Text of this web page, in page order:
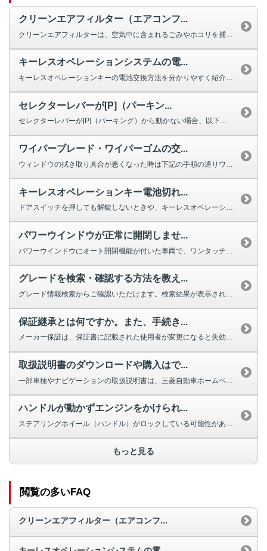
クリーンエアフィルター（エアコンフ...
キーレスオペレーションシステムの電...
キーレスオペレーションキーの電池交換方法を分かりやすく紹介する動画をご用意...
セレクターレバーが[P]（パーキン...
セレクターレバーが[P]（パーキング）から動かない場合、以下を確認してくだ...
ワイパーブレード・ワイパーゴムの交...
ウィンドウの拭き取り具合が悪くなった時は下記の手順の通りワイパーの交換をし...
キーレスオペレーションキー電池切れ...
ドアスイッチを押しても解錠しないときや、キーレスオペレーションキーのボタン...
パワーウインドウが正常に開閉しませ...
グレードを検索・確認する方法を教え...
グレード情報検索からご確認いただけます。検索結果が表示されない場合は、お手...
保証継承とは何ですか。また、手続き...
メーカー保証は、保証書に記載された使用者が変更になると失効しますが、車両の...
取扱説明書のダウンロードや購入はで...
ハンドルが動かずエンジンをかけられ...
ステアリングホイール（ハンドル）がロックしている可能性があります。 ほと...
もっと見る
閲覧の多いFAQ
クリーンエアフィルター（エアコンフ...